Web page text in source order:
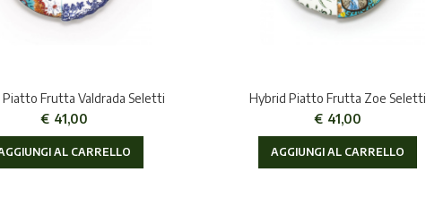
Frutta Valdrada Seletti
€ 41,00
AL CARRELLO
Hybrid Piatto Frutta Zoe Seletti
€ 41,00
AGGIUNGI AL CARRELLO